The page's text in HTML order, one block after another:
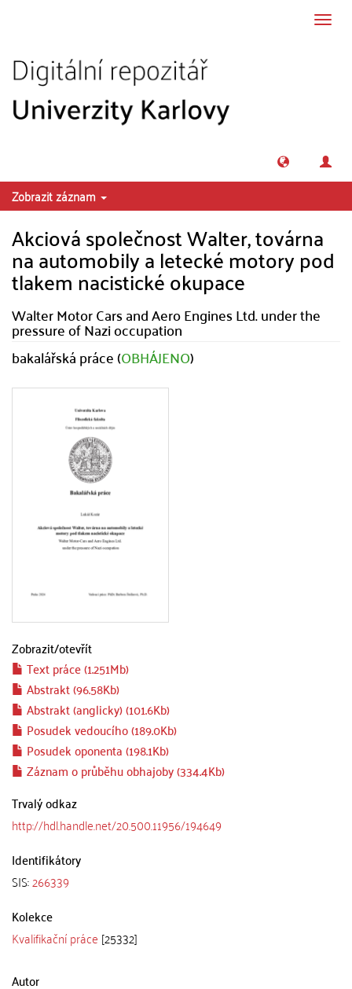
Zobrazit záznam
Akciová společnost Walter, továrna
na automobily a letecké motory pod
tlakem nacistické okupace
Walter Motor Cars and Aero Engines Ltd. under the
pressure of Nazi occupation
bakalářská práce (OBHÁJENO)
Zobrazit/otevřít
Text práce (1.251Mb)
Abstrakt (96.58Kb)
Abstrakt (anglicky) (101.6Kb)
Posudek vedoucího (189.0Kb)
Posudek oponenta (198.1Kb)
Záznam o průběhu obhajoby (334.4Kb)
Trvalý odkaz
http://hdl.handle.net/20.500.11956/194649
Identifikátory
SIS:266339
Kolekce
Kvalifikační práce [25332]
Autor